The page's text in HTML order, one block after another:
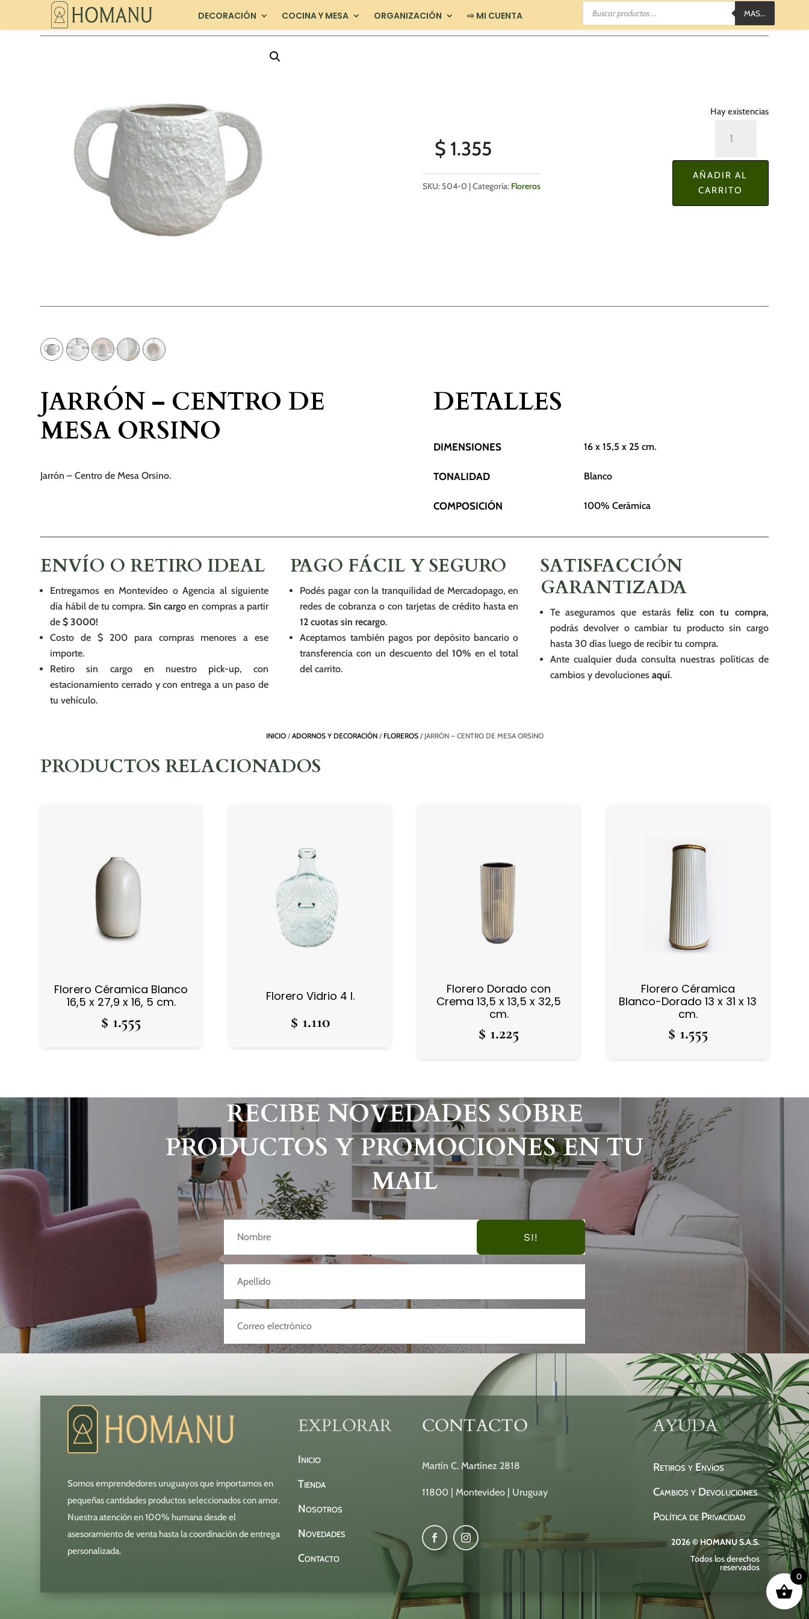
DECORACIÓN COCINA Y MESA ORGANIZACIÓN ⇨ MI CUENTA
Búsqueda
productos
MAS...
$ 1.355
SKU: 504-0 Categoría: Floreros
Hay existencias
Centro
de
Mesa
AÑADIR AL
CARRITO
JARRÓN – CENTRO DE
MESA ORSINO
Jarrón – Centro de Mesa Orsino.
DETALLES
DIMENSIONES 16 x 15,5 x 25 cm.
TONALIDAD Blanco
COMPOSICIÓN 100% Cerámica
ENVÍO O RETIRO IDEAL
Entregamos en Montevideo o Agencia al siguiente
día hábil de tu compra. Sin cargo en compras a partir
de $ 3000!
Costo de $ 200 para compras menores a ese
importe.
Retiro sin cargo en nuestro pick-up, con
estacionamiento cerrado y con entrega a un paso de
tu vehículo.
PAGO FÁCIL Y SEGURO
Podés pagar con la tranquilidad de Mercadopago, en
redes de cobranza o con tarjetas de crédito hasta en
12 cuotas sin recargo.
Aceptamos también pagos por depósito bancario o
transferencia con un descuento del10% en el total
del carrito.
SATISFACCIÓN
GARANTIZADA
Te aseguramos que estarás feliz con tu compra,
podrás devolver o cambiar tu producto sin cargo
hasta 30 días luego de recibir tu compra.
Ante cualquier duda consulta nuestras políticas de
cambios y devoluciones aquí.
INICIO/ ADORNOS Y DECORACIÓN/ FLOREROS/ JARRÓN – CENTRO DE MESA ORSINO
PRODUCTOS RELACIONADOS
Florero Céramica Blanco
16,5 x 27,9 x 16, 5 cm.
$ 1.555
Florero Vidrio 4 l.
$ 1.110
Florero Dorado con
Crema 13,5 x 13,5 x 32,5
cm.
$ 1.225
Florero Céramica
Blanco-Dorado 13 x 31 x 13
cm.
$ 1.555
RECIBE NOVEDADES SOBRE
PRODUCTOS Y PROMOCIONES EN TU
MAIL
SI!
Somos emprendedores uruguayos que importamos en
pequeñas cantidades productos seleccionados con amor.
Nuestra atención en 100% humana desde el
asesoramiento de venta hasta la coordinación de entrega
personalizada.
EXPLORAR
Inicio
Tienda
Nosotros
Novedades
Contacto
CONTACTO
Martín C. Martínez 2818
11800 | Montevideo | Uruguay
AYUDA
Retiros y Envíos
Cambios y Devoluciones
Política de Privacidad
2026 © HOMANU S.A.S.
Todos los derechos
reservados
0